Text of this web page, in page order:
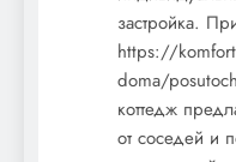
Андоленко
муж,
успеха и
актрисы,
талантом и
застройка.
https://
doma/
коттедж
от соседей и